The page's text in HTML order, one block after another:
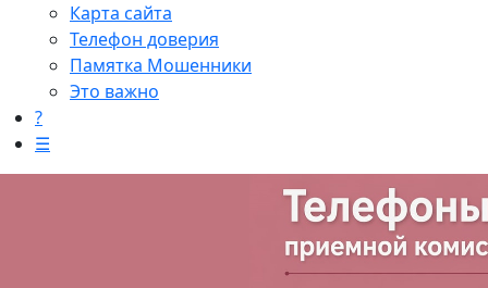
Карта сайта
Телефон доверия
Памятка Мошенники
Это важно
?
☰